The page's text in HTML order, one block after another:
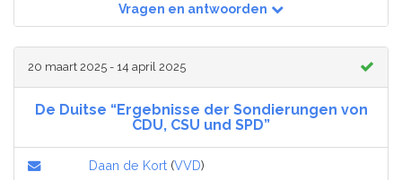
Vragen en antwoorden
20 maart 2025 - 14 april 2025
De Duitse “Ergebnisse der Sondierungen von
CDU, CSU und SPD”
Daan de Kort (VVD)